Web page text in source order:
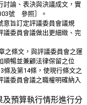
討論、表決與決議成文，實
號 參照］。
意旨訂定評議委員會議規
議委員會議做出更細緻、完
之條文，與評議委員會之運
順暢並兼顧法律保留之位
條及第14條，使現行條文之
委員會議之職權明確納入
及預算執行情形進行分